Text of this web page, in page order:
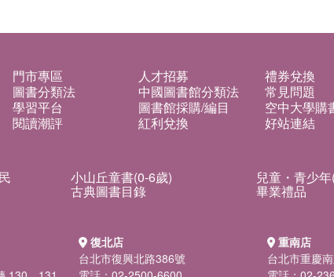
門市專區 人才招募 禮券兌換
圖書分類法 中國圖書館分類法 常見問題
學習平台 圖書館採購/編目 空中大學購
閱讀潮評 紅利兌換 好站連結
小山丘童書(0-6歲) 兒童・青少
古典圖書目錄 畢業禮品
復北店
台北市復興北路386號
重南店
台北市重慶